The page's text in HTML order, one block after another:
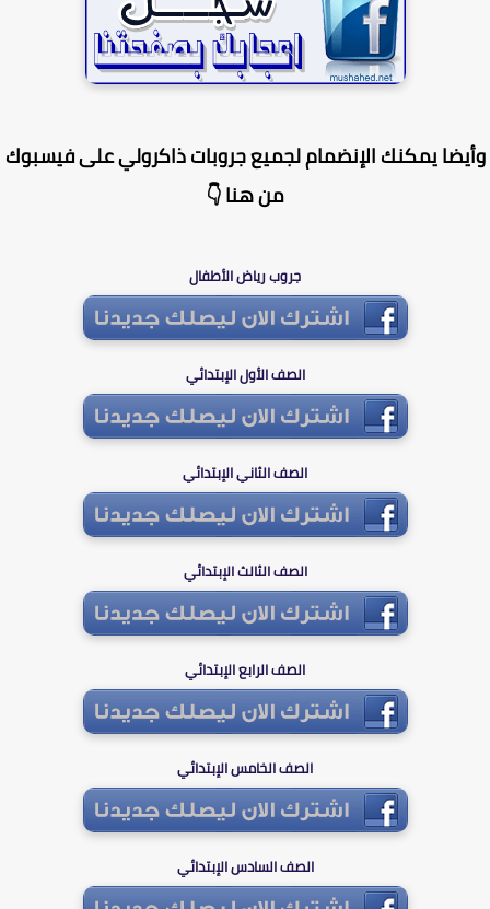
يمكنك الإنضمام لجميع جروبات ذاكرولي على فيسبوك
من هنا 👇
جروب رياض الأطفال
الصف الأول الإبتدائي
الصف الثاني الإبتدائي
الصف الثالث الإبتدائي
الصف الرابع الإبتدائي
الصف الخامس الإبتدائي
الصف السادس الإبتدائي